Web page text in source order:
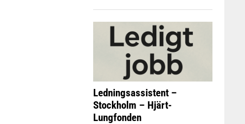
Ledningsassistent –
Stockholm – Hjärt-
Lungfonden